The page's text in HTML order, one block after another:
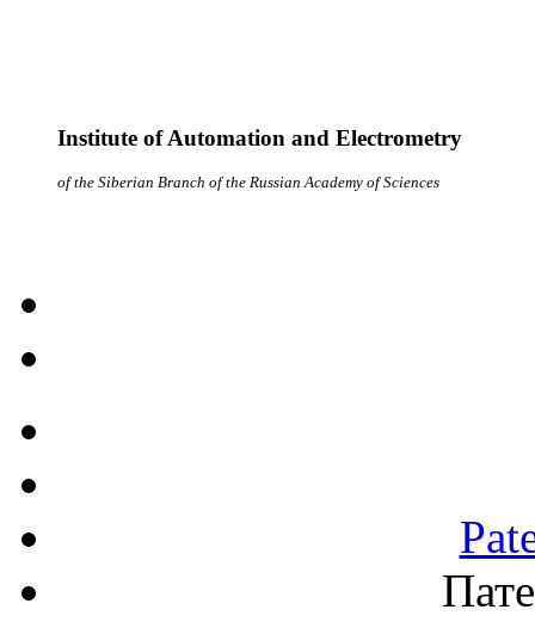
Institute of Automation and Electrometry
of the Siberian Branch of the Russian Academy of Sciences